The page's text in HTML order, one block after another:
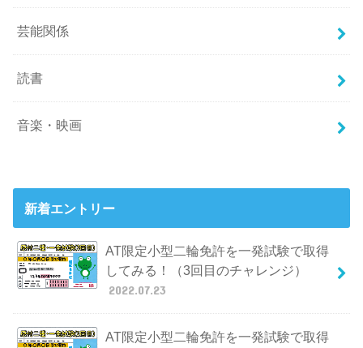
芸能関係
読書
音楽・映画
新着エントリー
AT限定小型二輪免許を一発試験で取得
してみる！（3回目のチャレンジ）
2022.07.23
AT限定小型二輪免許を一発試験で取得